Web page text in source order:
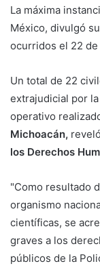
La máxima
México, divulgó
ocurridos el 22 de
Un total de 22
extrajudicial por la
operativo
Michoacán,
los Derechos
"Como resultado
organismo
científicas, se
graves a los
públicos de la